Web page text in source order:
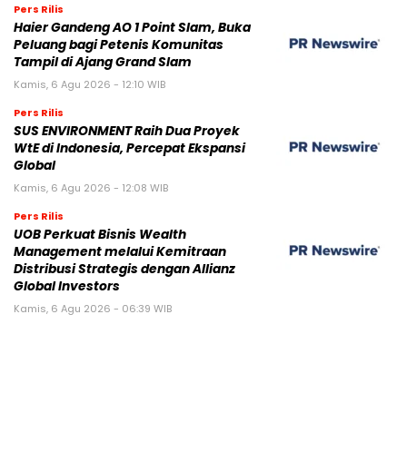
Pers Rilis
Haier Gandeng AO 1 Point Slam, Buka
Peluang bagi Petenis Komunitas
Tampil di Ajang Grand Slam
Kamis, 6 Agu 2026 - 12:10 WIB
Pers Rilis
SUS ENVIRONMENT Raih Dua Proyek
WtE di Indonesia, Percepat Ekspansi
Global
Kamis, 6 Agu 2026 - 12:08 WIB
Pers Rilis
UOB Perkuat Bisnis Wealth
Management melalui Kemitraan
Distribusi Strategis dengan Allianz
Global Investors
Kamis, 6 Agu 2026 - 06:39 WIB